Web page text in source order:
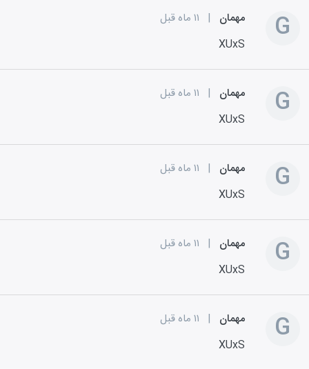
G مهمان | ۱۱ ماه قبل
XUxS
G مهمان | ۱۱ ماه قبل
XUxS
G مهمان | ۱۱ ماه قبل
XUxS
G مهمان | ۱۱ ماه قبل
XUxS
G مهمان | ۱۱ ماه قبل
XUxS